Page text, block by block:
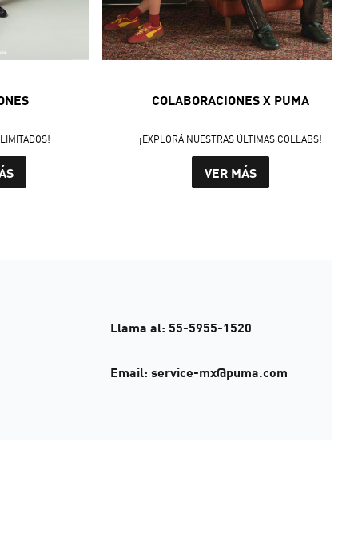
COLABORACIONES X PUMA
¡EXPLORÁ NUESTRAS ÚLTIMAS COLLABS!
VER MÁS
Llama al: 55-5955-1520
Email: service-mx@puma.com